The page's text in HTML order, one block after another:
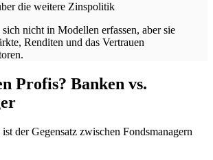
die weitere Zinspolitik
nicht in Modellen erfassen, aber sie
Renditen und das Vertrauen
Profis? Banken vs.
der Gegensatz zwischen Fondsmanagern